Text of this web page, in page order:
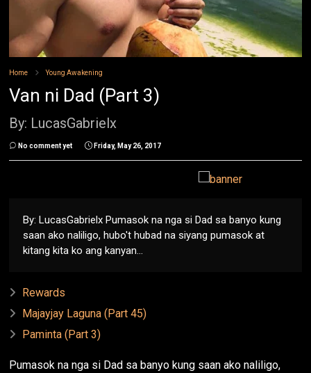
Home Young Awakening
Van ni Dad (Part 3)
By: LucasGabrielx
No comment yet Friday, May 26, 2017
By: LucasGabrielx Pumasok na nga si Dad sa banyo kung
saan ako naliligo, hubo't hubad na siyang pumasok at
kitang kita ko ang kanyan...
Rewards
Majayjay Laguna (Part 45)
Paminta (Part 3)
Pumasok na nga si Dad sa banyo kung saan ako naliligo,